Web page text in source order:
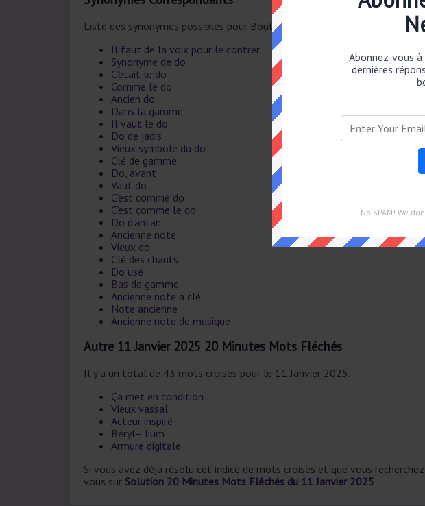
Liste des synonymes possibles pour Bout à bout.
Il faut de la voix pour le contrer
Synonyme de do
C'était le do
Comme le do
Ancien do
Dans la gamme
Il vaut le do
Do de jadis
Vieux symbole du do
Clé de gamme
Do, avant
Vaut do
C'est comme do
C'est comme le do
Do d'antan
Ancienne note
Vieux do
Clé des chants
Do usé
Bas de gamme
Ancienne note à clé
Note ancienne
Ancienne note de musique
Autre 11 Janvier 2025 20 Minutes Mots Fléchés
Il y a un total de 43 mots croisés pour le 11 Janvier 2025.
Ça met en condition
Vieux vassal
Acteur inspiré
Béryl– lium
Armure digitale
Si vous avez déjà résolu cet indice de mots croisés et que vous
vous sur Solution 20 Minutes Mots Fléchés du 11 Janvier 2025
Abonnez-vous
dernières
No SPAM! We